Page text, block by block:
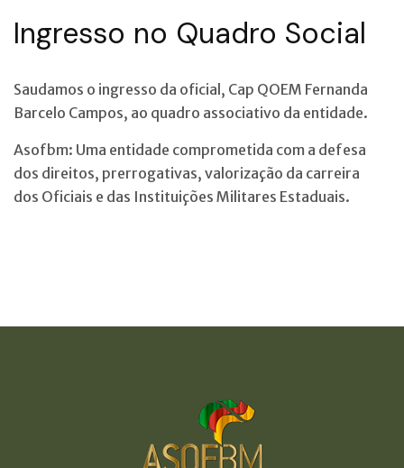
Ingresso no Quadro Social
Saudamos o ingresso da oficial, Cap QOEM Fernanda
Barcelo Campos, ao quadro associativo da entidade.
Asofbm: Uma entidade comprometida com a defesa
dos direitos, prerrogativas, valorização da carreira
dos Oficiais e das Instituições Militares Estaduais.